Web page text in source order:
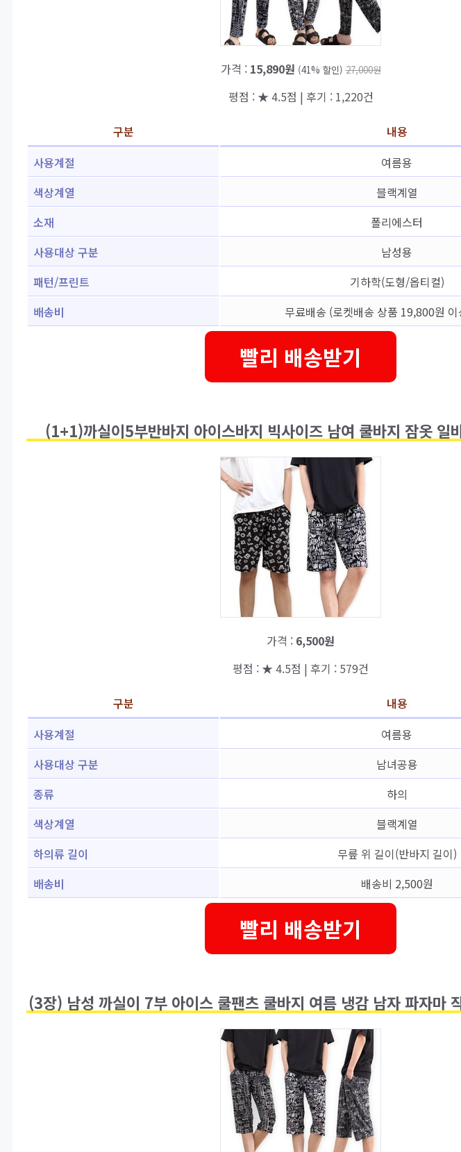
가격 : 15,890원 (41% 할인) 27,000원
평점 : ★ 4.5점 | 후기 : 1,220건
구분
내용
사용계절
여름용
색상계열
블랙계열
소재
폴리에스터
사용대상 구분
남성용
패턴/프린트
기하학(도형/옵티컬)
배송비
무료배송 (로켓배송 상품 19,800원
빨리 배송받기
(1+1)까실이5부반바지 아이스바지 빅사이즈 남여 쿨바지 잠옷 일
가격 : 6,500원
평점 : ★ 4.5점 | 후기 : 579건
구분
내용
사용계절
여름용
사용대상 구분
남녀공용
종류
하의
색상계열
블랙계열
하의류 길이
무릎 위 길이(반바지 길이)
배송비
배송비 2,500원
빨리 배송받기
(3장) 남성 까실이 7부 아이스 쿨팬츠 쿨바지 여름 냉감 남자 파자마